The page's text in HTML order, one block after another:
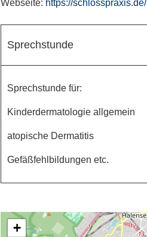
Webseite: https://schlosspraxis.de/
Sprechstunde
Sprechstunde für:
Kinderdermatologie allgemein
atopische Dermatitis
Gefäßfehlbildungen etc.
+